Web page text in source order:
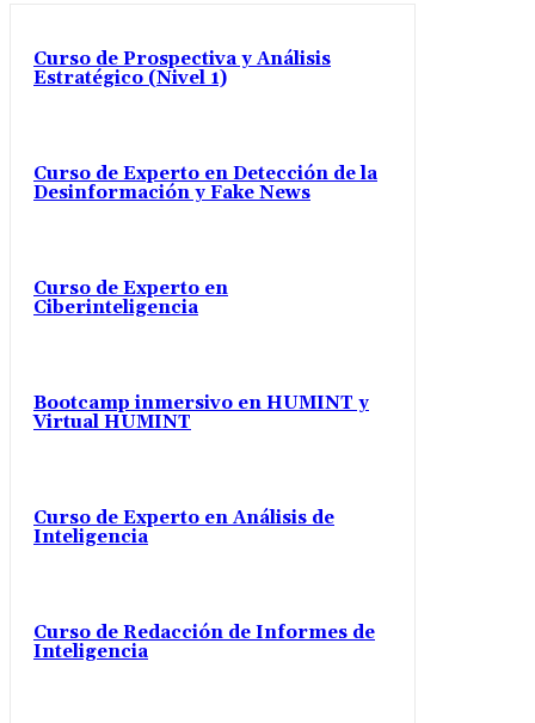
Curso de Prospectiva y Análisis
Estratégico (Nivel 1)
Curso de Experto en Detección de la
Desinformación y Fake News
Curso de Experto en
Ciberinteligencia
Bootcamp inmersivo en HUMINT y
Virtual HUMINT
Curso de Experto en Análisis de
Inteligencia
Curso de Redacción de Informes de
Inteligencia